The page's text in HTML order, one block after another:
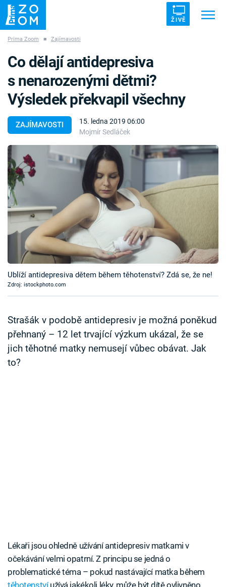
ŽIVĚ
ZÁHADY VETŘELCI DÁVNOVĚKU
Témata
Témata
Pořady
TV Program
Časopis
Sledujte prima+
Sledujte nás
Prima Zoom ■ Zajímavosti
ZAJÍMAVOSTI
15. ledna 2019 06:00
Mojmír Sedláček
Co dělají antidepresiva
s nenarozenými dětmi?
Výsledek překvapil všechny
Ublíží antidepresiva dětem během těhotenství? Zdá se, že ne!
Zdroj: istockphoto.com
Strašák v podobě antidepresiv je možná poněkud
přehnaný – 12 let trvající výzkum ukázal, že se
jich těhotné matky nemusejí vůbec obávat. Jak
to?
Lékaři jsou ohledně užívání antidepresiv matkami v
očekávání velmi opatrní. Z principu se jedná o
problematické téma – pokud nastávající matka během